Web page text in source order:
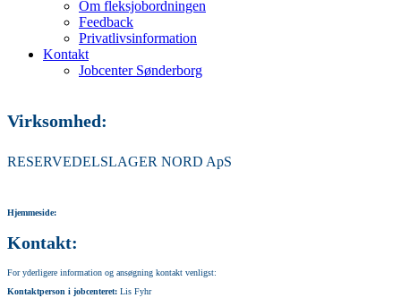
Om fleksjobordningen
Feedback
Privatlivsinformation
Kontakt
Jobcenter Sønderborg
Virksomhed:
RESERVEDELSLAGER NORD ApS
Hjemmeside:
Kontakt:
For yderligere information og ansøgning kontakt venligst:
Kontaktperson i jobcenteret: Lis Fyhr